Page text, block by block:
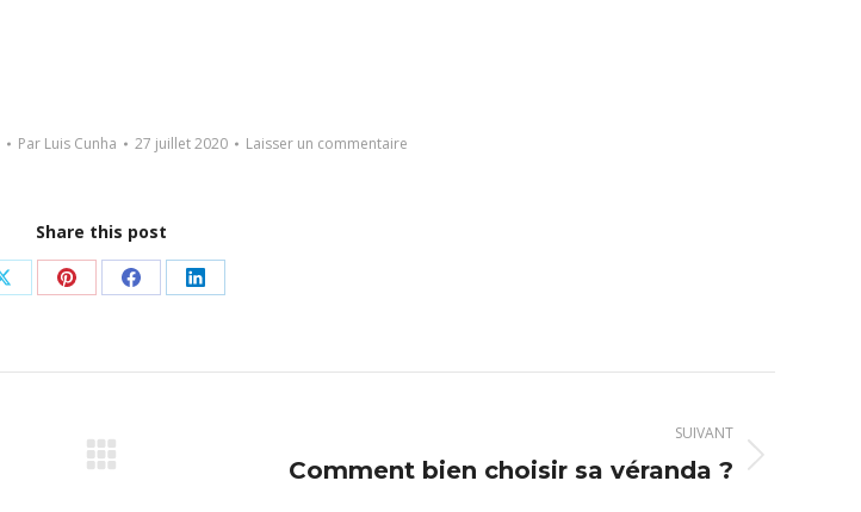
Par Luis Cunha 27 juillet 2020 Laisser un commentaire
Share this post
Partager
X
Partager
Pinterest
Partager
Facebook
Partager
LinkedIn
SUIVANT
Comment bien choisir sa véranda ?